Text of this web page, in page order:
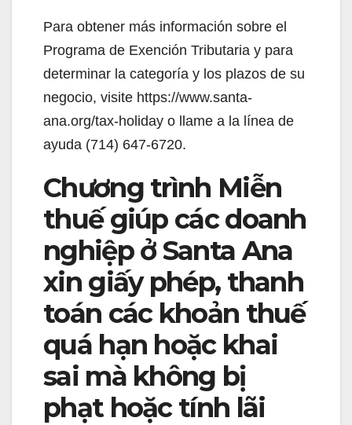
Para obtener más información sobre el
Programa de Exención Tributaria y para
determinar la categoría y los plazos de su
negocio, visite https://www.santa-
ana.org/tax-holiday o llame a la línea de
ayuda (714) 647-6720.
Chương trình Miễn
thuế giúp các doanh
nghiệp ở Santa Ana
xin giấy phép, thanh
toán các khoản thuế
quá hạn hoặc khai
sai mà không bị
phạt hoặc tính lãi